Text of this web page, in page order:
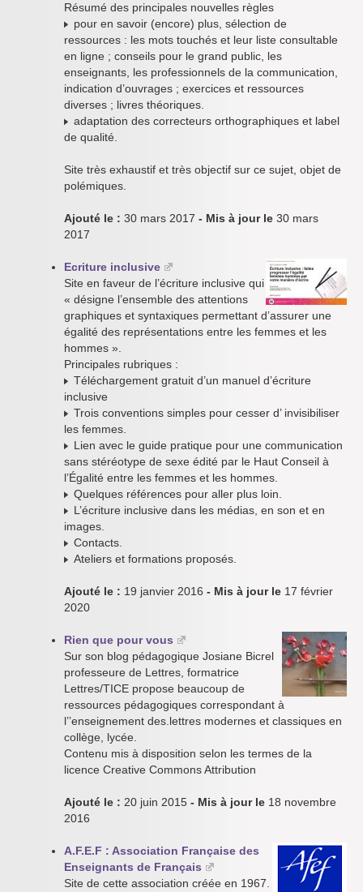
Résumé des principales nouvelles règles
pour en savoir (encore) plus, sélection de
ressources : les mots touchés et leur liste consultable
en ligne ; conseils pour le grand public, les
enseignants, les professionnels de la communication,
indication d’ouvrages ; exercices et ressources
diverses ; livres théoriques.
adaptation des correcteurs orthographiques et label
de qualité.
Site très exhaustif et très objectif sur ce sujet, objet de
polémiques.
Ajouté le : 30 mars 2017 - Mis à jour le 30 mars
2017
Ecriture inclusive
Site en faveur de l’écriture inclusive qui
« désigne l’ensemble des attentions
graphiques et syntaxiques permettant d’assurer une
égalité des représentations entre les femmes et les
hommes ».
Principales rubriques :
Téléchargement gratuit d’un manuel d’écriture
inclusive
Trois conventions simples pour cesser d’ invisibiliser
les femmes.
Lien avec le guide pratique pour une communication
sans stéréotype de sexe édité par le Haut Conseil à
l’Égalité entre les femmes et les hommes.
Quelques références pour aller plus loin.
L’écriture inclusive dans les médias, en son et en
images.
Contacts.
Ateliers et formations proposés.
Ajouté le : 19 janvier 2016 - Mis à jour le 17 février
2020
Rien que pour vous
Sur son blog pédagogique Josiane Bicrel
professeure de Lettres, formatrice
Lettres/TICE propose beaucoup de
ressources pédagogiques correspondant à
l’’enseignement des.lettres modernes et classiques en
collège, lycée.
Contenu mis à disposition selon les termes de la
licence Creative Commons Attribution
Ajouté le : 20 juin 2015 - Mis à jour le 18 novembre
2016
A.F.E.F : Association Française des
Enseignants de Français
Site de cette association créée en 1967.